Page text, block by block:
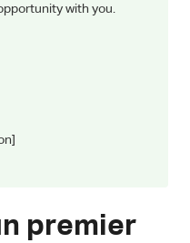
with you.
premier